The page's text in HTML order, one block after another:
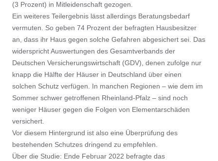
(3 Prozent) in Mitleidenschaft gezogen.
Ein weiteres Teilergebnis lässt allerdings Beratungsbedarf
vermuten. So geben 74 Prozent der befragten Hausbesitzer
an, dass ihr Haus gegen solche Gefahren abgesichert sei. Das
widerspricht Auswertungen des Gesamtverbands der
Deutschen Versicherungswirtschaft (GDV), denen zufolge nur
knapp die Hälfte der Häuser in Deutschland über einen
solchen Schutz verfügen. In manchen Regionen – wie dem im
Sommer schwer getroffenen Rheinland-Pfalz – sind noch
weniger Häuser gegen die Folgen von Elementarschäden
versichert.
Vor diesem Hintergrund ist also eine Überprüfung des
bestehenden Schutzes dringend zu empfehlen.
Über die Studie: Ende Februar 2022 befragte das